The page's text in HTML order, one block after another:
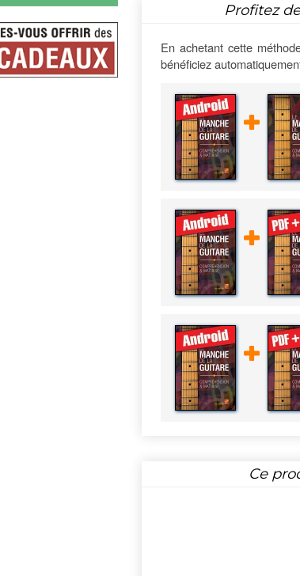
Profitez
En achetant cette
bénéficiez
Ce